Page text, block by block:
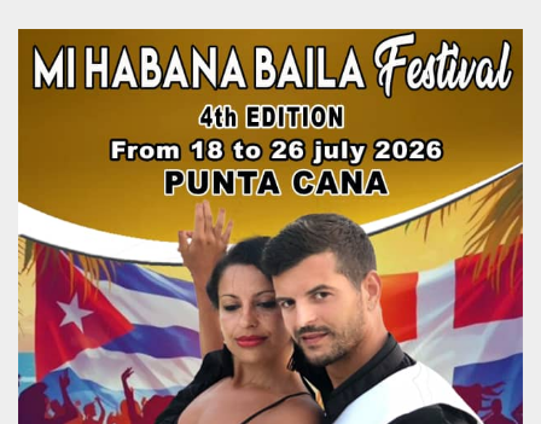
Nome
Dominio
Scadenza Descrizione
cf_clearance
Cloudflare,
Inc.
.oooh.events
1 anno
Clearance
Cookie from
of challenge
passed. It is
used to no
longer issue a
captcha or
jschallenge
challenge if
present. It is
required to
reach origin
server.
wordpress_test_cookie
Automattic
Inc.
.oooh.events
Sessione
Cookie di
Wordpress,
verifica che il
browser accetti i
cookie.